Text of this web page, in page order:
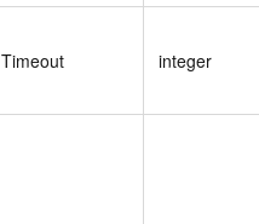
Timeout integer